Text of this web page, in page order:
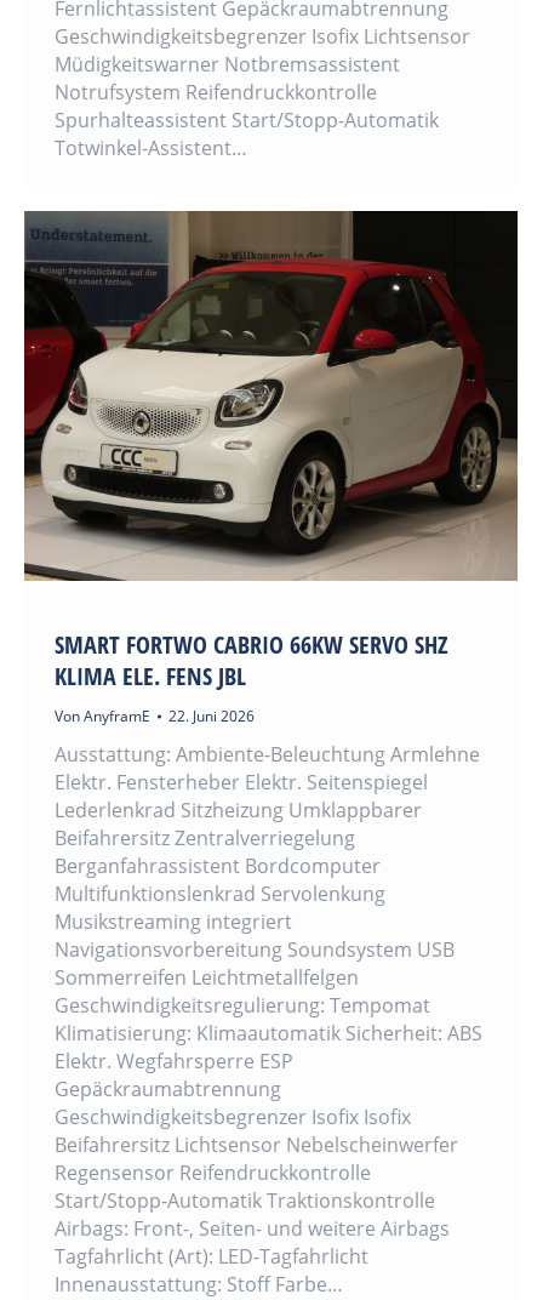
Fernlichtassistent Gepäckraumabtrennung
Geschwindigkeitsbegrenzer Isofix Lichtsensor
Müdigkeitswarner Notbremsassistent
Notrufsystem Reifendruckkontrolle
Spurhalteassistent Start/Stopp-Automatik
Totwinkel-Assistent…
SMART FORTWO CABRIO 66KW SERVO SHZ
KLIMA ELE. FENS JBL
VonAnyframE 22. Juni 2026
Ausstattung: Ambiente-Beleuchtung Armlehne
Elektr. Fensterheber Elektr. Seitenspiegel
Lederlenkrad Sitzheizung Umklappbarer
Beifahrersitz Zentralverriegelung
Berganfahrassistent Bordcomputer
Multifunktionslenkrad Servolenkung
Musikstreaming integriert
Navigationsvorbereitung Soundsystem USB
Sommerreifen Leichtmetallfelgen
Geschwindigkeitsregulierung: Tempomat
Klimatisierung: Klimaautomatik Sicherheit: ABS
Elektr. Wegfahrsperre ESP
Gepäckraumabtrennung
Geschwindigkeitsbegrenzer Isofix Isofix
Beifahrersitz Lichtsensor Nebelscheinwerfer
Regensensor Reifendruckkontrolle
Start/Stopp-Automatik Traktionskontrolle
Airbags: Front-, Seiten- und weitere Airbags
Tagfahrlicht (Art): LED-Tagfahrlicht
Innenausstattung: Stoff Farbe…